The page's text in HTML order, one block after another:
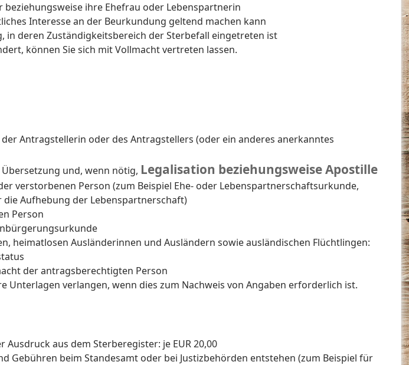
ihre Ehefrau oder Lebenspartnerin
Interesse an der Beurkundung geltend machen kann
in deren Zuständigkeitsbereich der Sterbefall eingetreten ist
können Sie sich mit Vollmacht vertreten lassen.
Antragstellerin oder des Antragstellers (oder ein anderes anerkanntes
und, wenn nötig, Legalisation beziehungsweise Apostille
verstorbenen Person (zum Beispiel Ehe- oder Lebenspartnerschaftsurkunde,
die Aufhebung der Lebenspartnerschaft)
Person
heimatlosen Ausländerinnen und Ausländern sowie ausländischen Flüchtlingen:
der antragsberechtigten Person
Unterlagen verlangen, wenn dies zum Nachweis von Angaben erforderlich ist.
aus dem Sterberegister: je EUR 20,00
Gebühren beim Standesamt oder bei Justizbehörden entstehen (zum Beispiel für